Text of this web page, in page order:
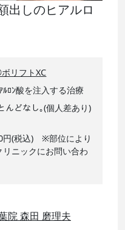
出しのヒアルロ
リフトXC
ﾙﾛﾝ酸を注入する治療
んどなし｡(個人差あり)
円(税込) ※部位により
ニックにお問い合わ
院 森田 磨理夫